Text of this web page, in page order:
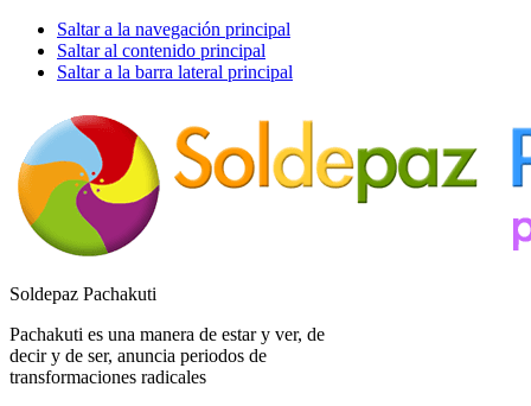
Saltar a la navegación principal
Saltar al contenido principal
Saltar a la barra lateral principal
Soldepaz Pachakuti
Pachakuti es una manera de estar y ver, de
decir y de ser, anuncia periodos de
transformaciones radicales